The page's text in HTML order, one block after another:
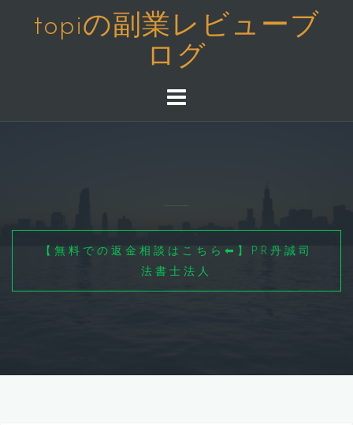
へ
topiの副業レビューブ
ログ
【無料での返金相談はこちら⬅】PR丹誠司
法書士法人